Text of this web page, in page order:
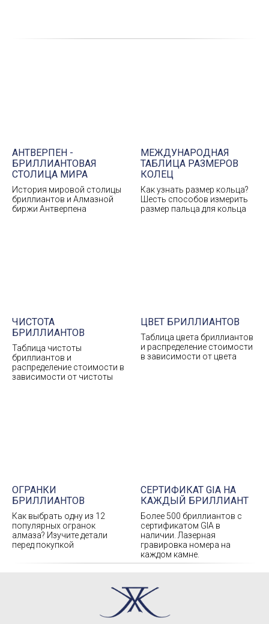
АНТВЕРПЕН -
БРИЛЛИАНТОВАЯ
СТОЛИЦА МИРА
История мировой столицы
бриллиантов и Алмазной
биржи Антверпена
МЕЖДУНАРОДНАЯ
ТАБЛИЦА РАЗМЕРОВ
КОЛЕЦ
Как узнать размер кольца?
Шесть способов измерить
размер пальца для кольца
ЧИСТОТА
БРИЛЛИАНТОВ
Таблица чистоты
бриллиантов и
распределение стоимости в
зависимости от чистоты
ЦВЕТ БРИЛЛИАНТОВ
Таблица цвета бриллиантов
и распределение стоимости
в зависимости от цвета
ОГРАНКИ
БРИЛЛИАНТОВ
Как выбрать одну из 12
популярных огранок
алмаза? Изучите детали
перед покупкой
СЕРТИФИКАТ GIA НА
КАЖДЫЙ БРИЛЛИАНТ
Более 500 бриллиантов с
сертификатом GIA в
наличии. Лазерная
гравировка номера на
каждом камне.